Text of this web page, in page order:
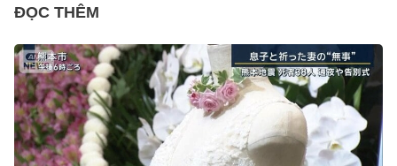
ĐỌC THÊM